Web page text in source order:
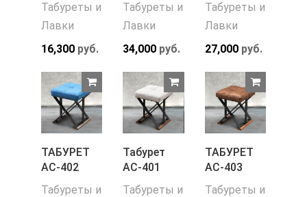
Табуреты и
Лавки
16,300 руб.
Табуреты и
Лавки
34,000 руб.
Табуреты и
Лавки
27,000руб.
ТАБУРЕТ
АС-402
Табуреты и
Табурет
АС-401
Табуреты и
ТАБУРЕТ
АС-403
Табуреты и